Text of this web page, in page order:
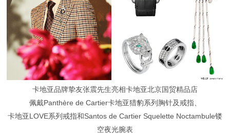
卡地亚品牌挚友张震先生亮相卡地亚北京国贸精品店
佩戴Panthère de Cartier卡地亚猎豹系列胸针及戒指、
卡地亚LOVE系列戒指和Santos de Cartier Squelette Noctambule镂
空夜光腕表